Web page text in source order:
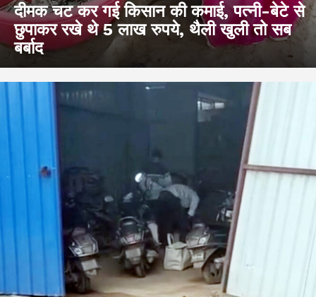
दीमक चट कर गई किसान की कमाई, पत्नी-बेटे से
छुपाकर रखे थे 5 लाख रुपये, थैली खुली तो सब
बर्बाद